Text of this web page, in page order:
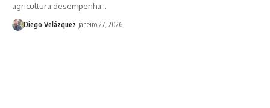
agricultura desempenha…
Diego Velázquez janeiro 27, 2026